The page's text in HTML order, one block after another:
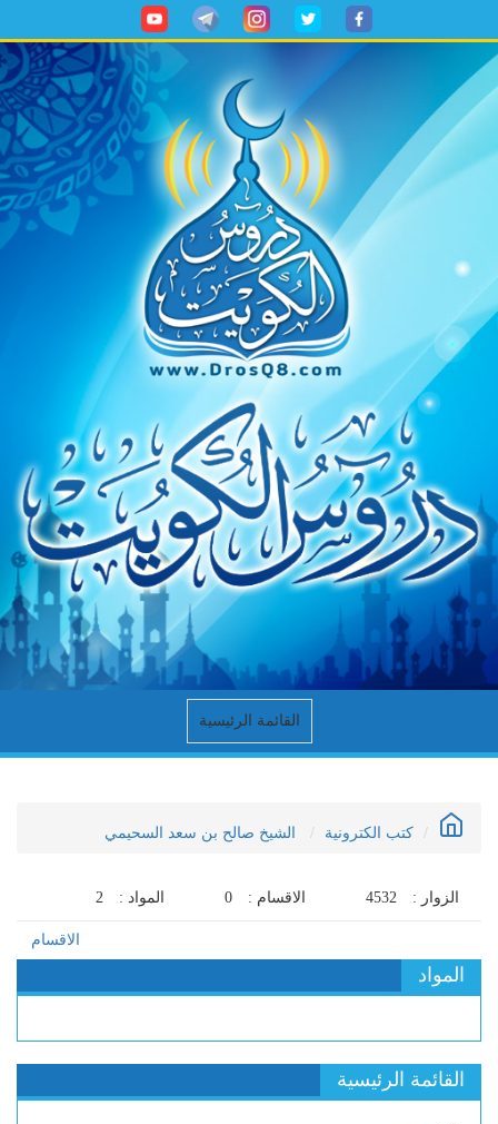
القائمة الرئيسية
كتب الكترونية الشيخ صالح بن سعد السحيمي
الزوار : 4532 الاقسام : 0 المواد : 2
الاقسام
المواد
القائمة الرئيسية